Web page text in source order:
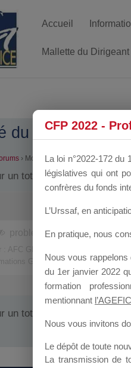
Accueil
Mallette du Dirigeant
du sujet :
› Mot-clé du sujet : problème
un total de 1)
problème d'accès et
Générales – Forum dédié
un total de 1)
CFP 2022 -
La loi n°2022-172 du
législatives qui ont
confrères du fonds
L’Urssaf, en
En pratique, nous
Nous vous rappelons
du 1er janvier 2022
formation
mentionnant
Nous vous invitons
Le dépôt de toute
La transmission de